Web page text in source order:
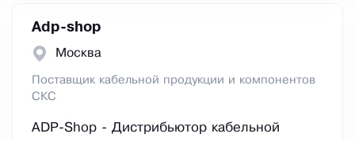
Adp-shop
Москва
Поставщик кабельной продукции и компонентов
СКС
ADP-Shop - Дистрибьютор кабельной